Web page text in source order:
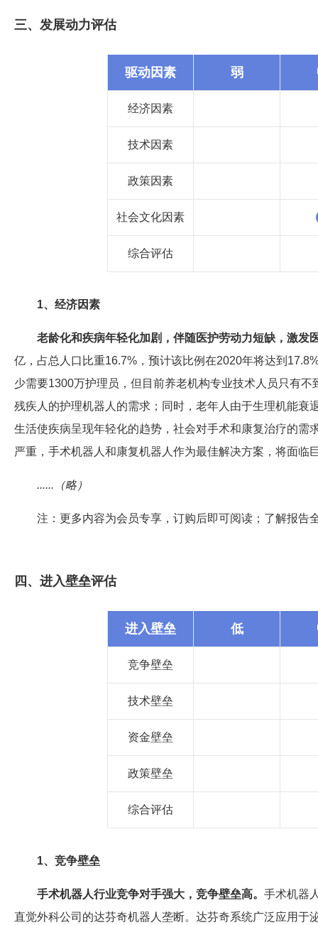
三、发展动力评估
驱动因素 弱
经济因素
技术因素
政策因素
社会文化因素
综合评估
1、经济因素
老龄化和疾病年轻化加剧，伴随医护劳动力短缺，激发
亿，占总人口比重16.7%，预计该比例在2020年将达到
少需要1300万护理员，但目前养老机构专业技术人员只有
残疾人的护理机器人的需求；同时，老年人由于生理机能
生活使疾病呈现年轻化的趋势，社会对手术和康复治疗的
严重，手术机器人和康复机器人作为最佳解决方案，将面临
......（略）
注：更多内容为会员专享，订购后即可阅读；了解报告
四、进入壁垒评估
进入壁垒 低
竞争壁垒
技术壁垒
资金壁垒
政策壁垒
综合评估
1、竞争壁垒
手术机器人行业竞争对手强大，竞争壁垒高。 手术机器
直觉外科公司的达芬奇机器人垄断。达芬奇系统广泛应用